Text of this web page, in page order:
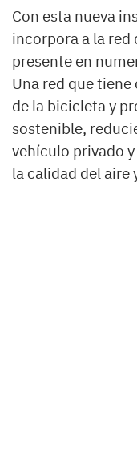
Con esta nueva
incorpora a la red
presente en
Una red que
de la bicicleta y
sostenible,
vehículo privado
la calidad del aire